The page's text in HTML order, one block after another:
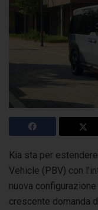
Kia sta per
Vehicle (PBV) con
nuova
crescente domanda